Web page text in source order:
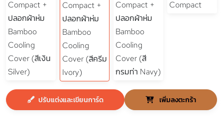
ปรับแต่งและเขียนการ์ด เพิ่มลงตะกร้า